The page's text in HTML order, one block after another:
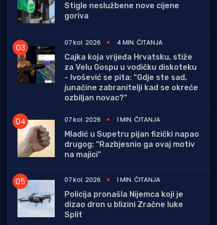
Stigle neslužbene nove cijene
goriva
07 kol. 2026
4 MIN. ČITANJA
Cajka koja vrijeđa Hrvatsku, stiže
za Velu Gospu u vodičku diskoteku
- Ivošević se pita: "Gdje ste sad,
junačine zabranitelji kad se okreće
ozbiljan novac?"
07 kol. 2026
1 MIN. ČITANJA
Mladić u Supetru pijan fizički napao
drugog: "Razbjesnio ga ovaj motiv
na majici"
07 kol. 2026
1 MIN. ČITANJA
Policija pronašla Nijemca koji je
dizao dron u blizini Zračne luke
Split